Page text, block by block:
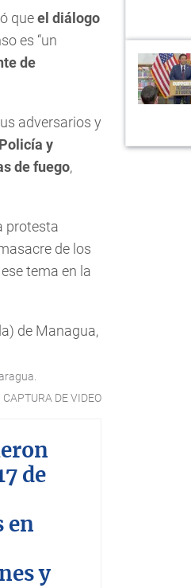
queel diálogo
es “un
de
adversarios y
y
de fuego,
protesta
de los
tema en la
CAPTURA DE VIDEO
de
en
y